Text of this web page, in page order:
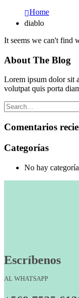
Home
diablo
It seems we can't find
About The Blog
Lorem ipsum dolor sit
volutpat quis porta
Comentarios
Categorías
No hay
Escríbenos
AL WHATSAPP